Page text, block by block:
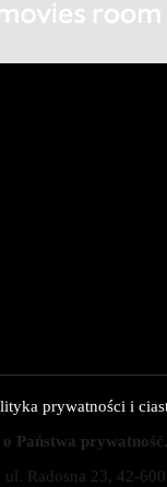
prywatności i
Państwa prywatność.
Radosna 23, 42-